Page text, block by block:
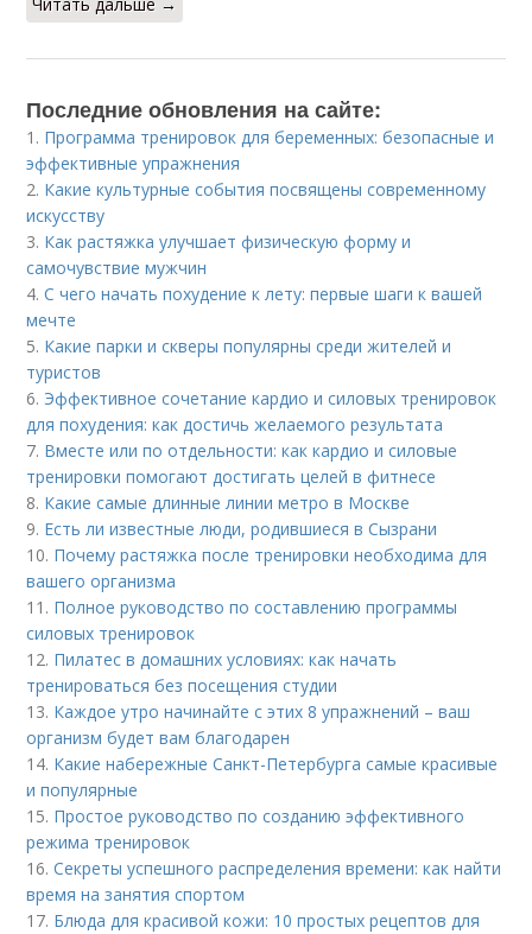
Последние обновления на сайте:
1. Программа тренировок для беременных: безопасные и
эффективные упражнения
2. Какие культурные события посвящены современному
искусству
3. Как растяжка улучшает физическую форму и
самочувствие мужчин
4.С чего начать похудение к лету: первые шаги к вашей
мечте
5. Какие парки и скверы популярны среди жителей и
туристов
6. Эффективное сочетание кардио и силовых тренировок
для похудения: как достичь желаемого результата
7. Вместе или по отдельности: как кардио и силовые
тренировки помогают достигать целей в фитнесе
8. Какие самые длинные линии метро в Москве
9. Есть ли известные люди, родившиеся в Сызрани
10. Почему растяжка после тренировки необходима для
вашего организма
11. Полное руководство по составлению программы
силовых тренировок
12. Пилатес в домашних условиях: как начать
тренироваться без посещения студии
13. Каждое утро начинайте с этих 8 упражнений – ваш
организм будет вам благодарен
14. Какие набережные Санкт-Петербурга самые красивые
и популярные
15. Простое руководство по созданию эффективного
режима тренировок
16.Секреты успешного распределения времени: как найти
время на занятия спортом
17. Блюда для красивой кожи: 10 простых рецептов для